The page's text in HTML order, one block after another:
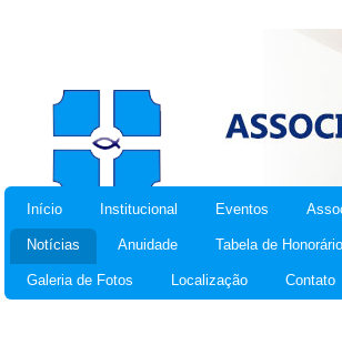
Início Institucional Eventos
Notícias Anuidade Tabela de
Galeria de Fotos Localização Contato